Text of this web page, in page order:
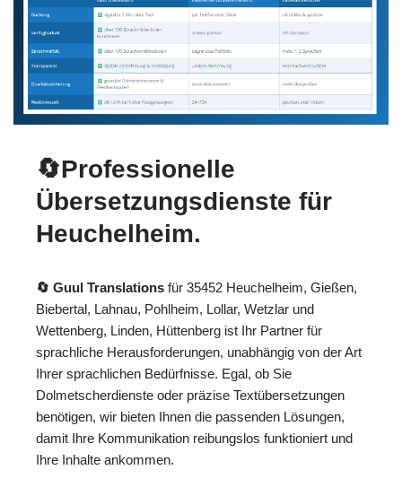
🔄Professionelle
Übersetzungsdienste für
Heuchelheim.
🔄 Guul Translations für 35452 Heuchelheim, Gießen,
Biebertal, Lahnau, Pohlheim, Lollar, Wetzlar und
Wettenberg, Linden, Hüttenberg ist Ihr Partner für
sprachliche Herausforderungen, unabhängig von der Art
Ihrer sprachlichen Bedürfnisse. Egal, ob Sie
Dolmetscherdienste oder präzise Textübersetzungen
benötigen, wir bieten Ihnen die passenden Lösungen,
damit Ihre Kommunikation reibungslos funktioniert und
Ihre Inhalte ankommen.